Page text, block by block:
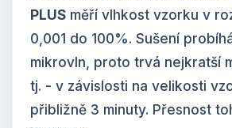
PLUS měří vlhkost vzorku v
0,001 do 100%. Sušení
mikrovln, proto trvá nejkratší
tj. - v závislosti na velikosti
přibližně 3 minuty. Přesnost